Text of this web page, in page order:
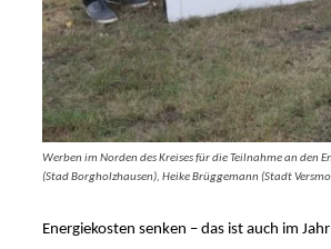
Werben im Norden des Kreises für die Teilnahme an den
(Stad Borgholzhausen), Heike Brüggemann (Stadt
Energiekosten senken – das ist auch im